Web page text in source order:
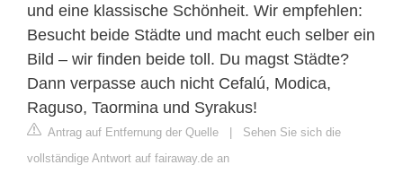
und eine klassische Schönheit. Wir empfehlen:
Besucht beide Städte und macht euch selber ein
Bild – wir finden beide toll. Du magst Städte?
Dann verpasse auch nicht Cefalú, Modica,
Raguso, Taormina und Syrakus!
Antrag auf Entfernung der Quelle | Sehen Sie sich die
vollständige Antwort auf fairaway.de an